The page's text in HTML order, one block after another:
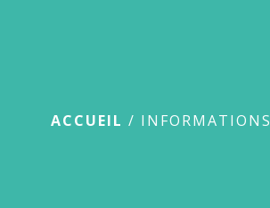
ACCUEIL / INFORMATIONS